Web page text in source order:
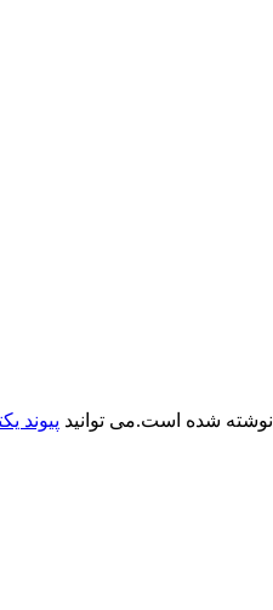
نوشته شده است.می توانید پیوند